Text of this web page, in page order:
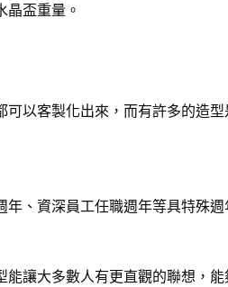
盃重量。
以客製化出來，而有許多的造
、資深員工任職週年等具特殊週
讓大多數人有更直觀的聯想，